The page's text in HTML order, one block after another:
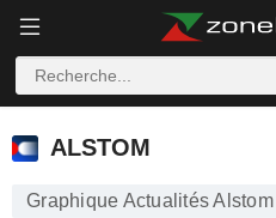
ALSTOM
ALSTOM
Graphique Actualités Alstom